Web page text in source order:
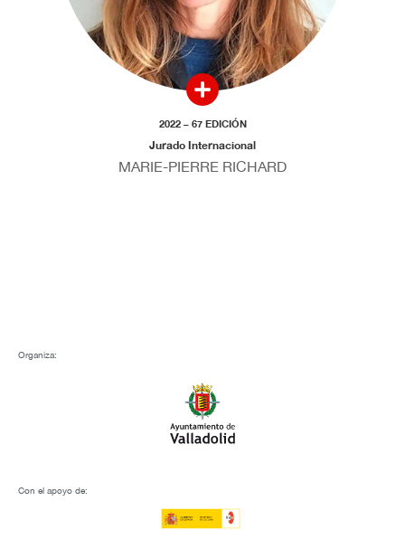
2022 – 67 EDICIÓN
Jurado Internacional
MARIE-PIERRE RICHARD
Organiza:
Con el apoyo de: